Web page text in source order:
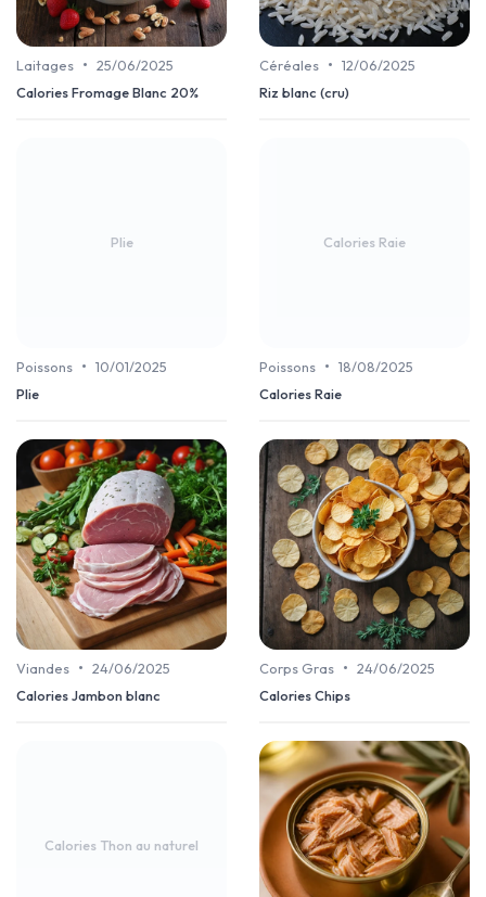
Laitages • 25/06/2025
Calories Fromage Blanc 20%
Céréales • 12/06/2025
Riz blanc (cru)
Plie
Poissons • 10/01/2025
Plie
Calories Raie
Poissons • 18/08/2025
Calories Raie
Viandes • 24/06/2025
Calories Jambon blanc
Corps Gras • 24/06/2025
Calories Chips
Calories Thon au naturel